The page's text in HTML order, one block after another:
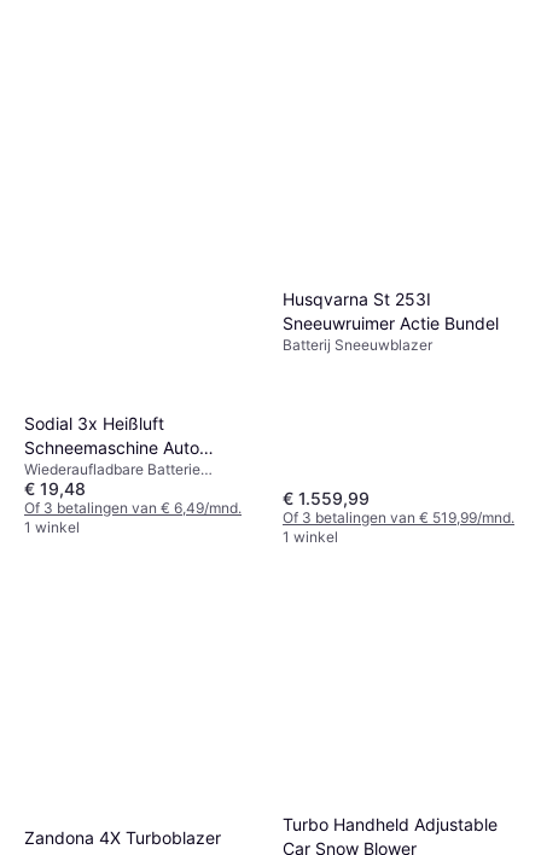
Sodial 3x Heißluft
Schneemaschine Auto
Enteisungsmaschine
Wiederaufladbare Batterie
Schneefräse
€ 19,48
Of 3 betalingen van € 6,49/mnd.
1 winkel
Husqvarna St 253I
Sneeuwruimer Actie Bundel
Batterij Sneeuwblazer
€ 1.559,99
Of 3 betalingen van € 519,99/mnd.
1 winkel
Zandona 4X Turboblazer
Turbo Handheld Adjustable
Car Snow Blower